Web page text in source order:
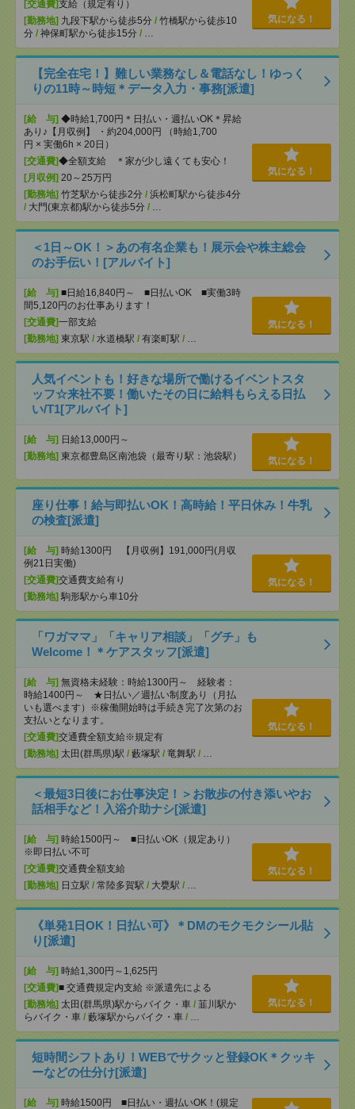
[交通費]支給（規定有り）
[勤務地] 九段下駅から徒歩5分 / 竹橋駅から徒歩10
分 / 神保町駅から徒歩15分 / …
気になる！
【完全在宅！】難しい業務なし＆電話なし！ゆっく
りの11時～時短＊データ入力・事務[派遣]
[給 与] ◆時給1,700円＊日払い・週払いOK＊昇給
あり♪【月収例】 ・約204,000円 （時給1,700
円 × 実働6h × 20日）
[交通費]◆全額支給 ＊家が少し遠くても安心！
[月収例] 20～25万円
[勤務地] 竹芝駅から徒歩2分 / 浜松町駅から徒歩4分
/ 大門(東京都)駅から徒歩5分 / …
気になる！
＜1日～OK！＞あの有名企業も！展示会や株主総会
のお手伝い！[アルバイト]
[給 与] ■日給16,840円～ ■日払いOK ■実働3時
間5,120円のお仕事あります！
[交通費]一部支給
[勤務地] 東京駅 / 水道橋駅 / 有楽町駅 / …
気になる！
人気イベントも！好きな場所で働けるイベントスタ
ッフ☆来社不要！働いたその日に給料もらえる日払
い/T1[アルバイト]
[給 与] 日給13,000円～
[勤務地] 東京都豊島区南池袋（最寄り駅：池袋駅） 気になる！
座り仕事！給与即払いOK！高時給！平日休み！牛乳
の検査[派遣]
[給 与] 時給1300円 【月収例】191,000円(月収
例21日実働)
[交通費]交通費支給有り
[勤務地] 駒形駅から車10分
気になる！
「ワガママ」「キャリア相談」「グチ」も
Welcome！＊ケアスタッフ[派遣]
[給 与] 無資格未経験：時給1300円～ 経験者：
時給1400円～ ★日払い／週払い制度あり（月払
いも選べます）※稼働開始時は手続き完了次第のお
支払いとなります。
[交通費]交通費全額支給※規定有
[勤務地] 太田(群馬県)駅 / 藪塚駅 / 竜舞駅 / …
気になる！
＜最短3日後にお仕事決定！＞お散歩の付き添いやお
話相手など！入浴介助ナシ[派遣]
[給 与] 時給1500円～ ■日払いOK（規定あり）
※即日払い不可
[交通費]交通費全額支給
[勤務地] 日立駅 / 常陸多賀駅 / 大甕駅 / …
気になる！
《単発1日OK！日払い可》＊DMのモクモクシール貼
り[派遣]
[給 与] 時給1,300円～1,625円
[交通費]■ 交通費規定内支給 ※派遣先による
[勤務地] 太田(群馬県)駅からバイク・車 / 韮川駅か
らバイク・車 / 藪塚駅からバイク・車 / …
気になる！
短時間シフトあり！WEBでサクッと登録OK＊クッキ
ーなどの仕分け[派遣]
[給 与] 時給1500円 ■日払い・週払いOK！(規定